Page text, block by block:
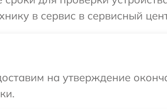
в сервис в сервисный
на утверждение